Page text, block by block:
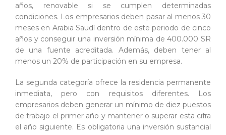
años, renovable si se cumplen determinadas
condiciones. Los empresarios deben pasar al menos 30
meses en Arabia Saudí dentro de este periodo de cinco
años y conseguir una inversión mínima de 400.000 SR
de una fuente acreditada. Además, deben tener al
menos un 20% de participación en su empresa.
La segunda categoría ofrece la residencia permanente
inmediata, pero con requisitos diferentes. Los
empresarios deben generar un mínimo de diez puestos
de trabajo el primer año y mantener o superar esta cifra
el año siguiente. Es obligatoria una inversión sustancial